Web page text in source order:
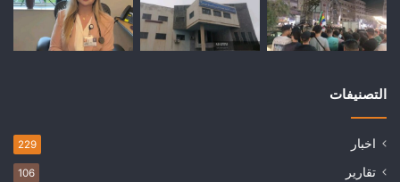
التصنيفات
اخبار 229
تقارير 106